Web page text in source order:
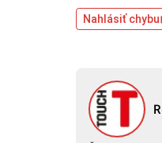
Nahlásiť chybu